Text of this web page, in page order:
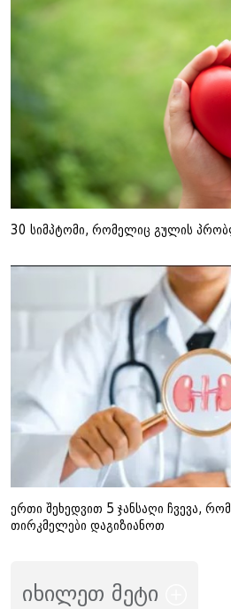
30 სიმპტომი, რომელიც გულის
ერთი შეხედვით 5 ჯანსაღი ჩვევა,
თირკმელები დაგიზიანოთ
იხილეთ მეტი